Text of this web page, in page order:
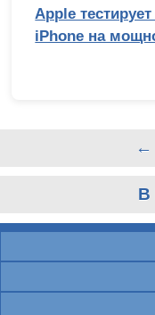
Apple
iPhone на
←
В